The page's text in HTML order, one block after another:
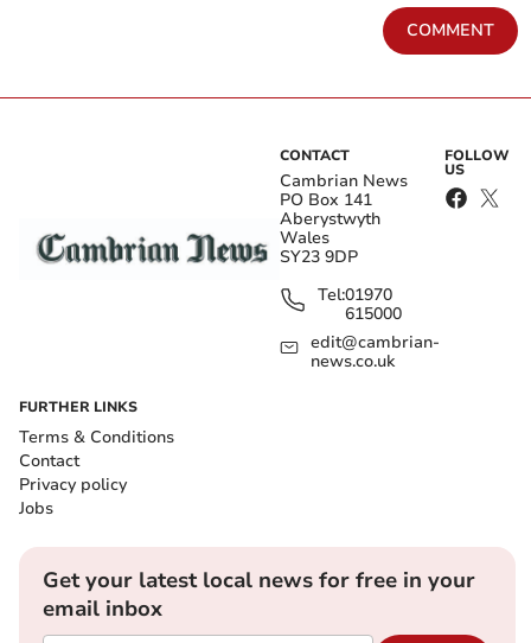
COMMENT
CONTACT
Cambrian News
PO Box 141
Aberystwyth
Wales
SY23 9DP
Tel:01970
615000
edit@cambrian-
news.co.uk
FOLLOW
US
FURTHER LINKS
Terms & Conditions
Contact
Privacy policy
Jobs
Get your latest local news for free in your
email inbox